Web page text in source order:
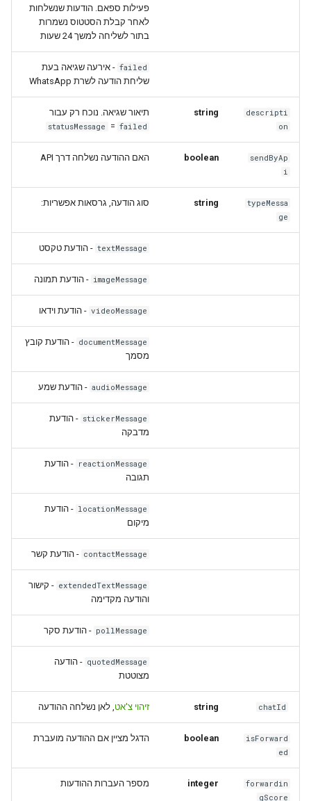
פעילות ספאם. הודעות שנשלחות
לאחר קבלת הסטטוס נשמרות
בתור לשליחה למשך 24 שעות
failed - אירעה שגיאה בעת
שליחת הודעה לשרת WhatsApp
descripti
on
string תיאור שגיאה. נוכח רק עבור
statusMessage = failed
sendByAp
i
boolean האם ההודעה נשלחה דרך API
typeMessa
ge
string סוג הודעה, גרסאות אפשריות:
textMessage - הודעת טקסט
imageMessage - הודעת תמונה
videoMessage - הודעת וידאו
documentMessage - הודעת קובץ
מסמך
audioMessage - הודעת שמע
stickerMessage - הודעת
מדבקה
reactionMessage - הודעת
תגובה
locationMessage - הודעת
מיקום
contactMessage - הודעת קשר
extendedTextMessage - קישור
והודעה מקדימה
pollMessage - הודעת סקר
quotedMessage - הודעה
מצוטטת
chatId
string זיהוי צ'אט, לאן נשלחה ההודעה
isForward
ed
boolean הדגל מציין אם ההודעה מועברת
forwardin
gScore
integer מספר העברות ההודעות